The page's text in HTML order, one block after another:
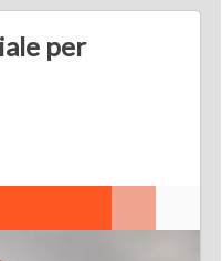
per